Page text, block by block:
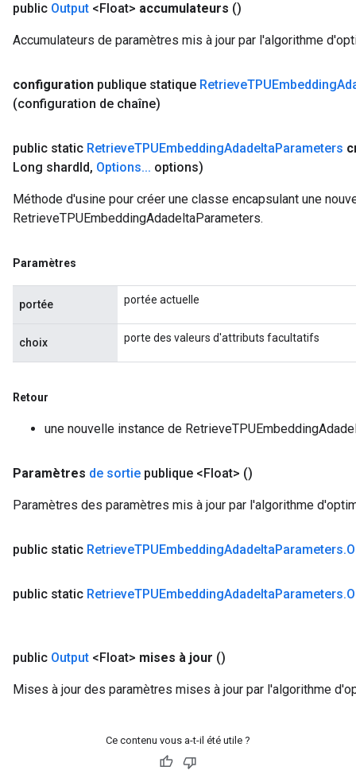
public Output <Float> accumulateurs ()
Accumulateurs de paramètres mis à jour par l'algorithme
configuration publique statique RetrieveTPUEmbedding
(configuration de chaîne)
public static RetrieveTPUEmbeddingAdadeltaParameters
Long shardId, Options... options)
Méthode d'usine pour créer une classe encapsulant une
RetrieveTPUEmbeddingAdadeltaParameters.
Paramètres
portée portée actuelle
choix porte des valeurs d'attributs facultatifs
Retour
une nouvelle instance de
Paramètres de sortie publique <Float> ()
Paramètres des paramètres mis à jour par l'algorithme
public static RetrieveTPUEmbeddingAdadeltaParameters.
public static RetrieveTPUEmbeddingAdadeltaParameters.
public Output <Float> mises à jour ()
Mises à jour des paramètres mises à jour par l'algorithme
Ce contenu vous a-t-il été utile ?